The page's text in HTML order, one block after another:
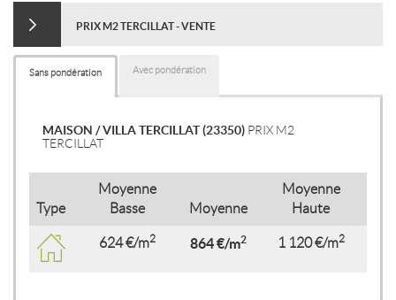
PRIX M2 TERCILLAT - VENTE
Sans pondération Avec pondération
MAISON / VILLA TERCILLAT (23350) PRIX M2
TERCILLAT
Type
Moyenne
Basse
Moyenne
Moyenne
Haute
624 €/m2 864 €/m2 1 120 €/m2